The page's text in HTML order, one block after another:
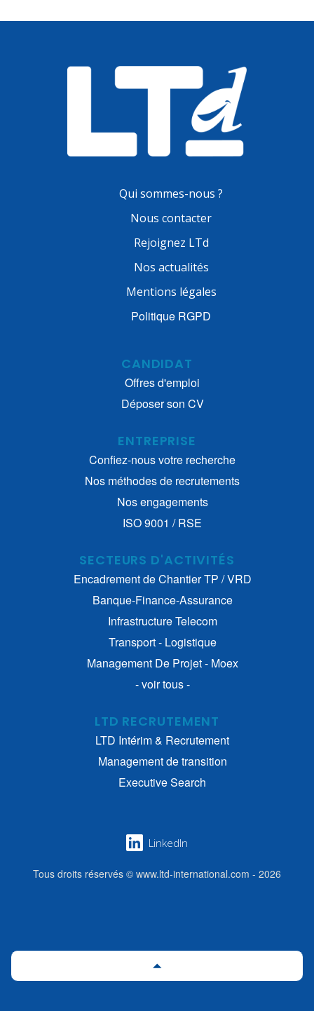
Qui sommes-nous ?
Nous contacter
Rejoignez LTd
Nos actualités
Mentions légales
Politique RGPD
CANDIDAT
Offres d'emploi
Déposer son CV
ENTREPRISE
Confiez-nous votre recherche
Nos méthodes de recrutements
Nos engagements
ISO 9001 / RSE
SECTEURS D'ACTIVITÉS
Encadrement de Chantier TP / VRD
Banque-Finance-Assurance
Infrastructure Telecom
Transport - Logistique
Management De Projet - Moex
- voir tous -
LTD RECRUTEMENT
LTD Intérim & Recrutement
Management de transition
Executive Search
LinkedIn
Tous droits réservés © www.ltd-international.com - 2026